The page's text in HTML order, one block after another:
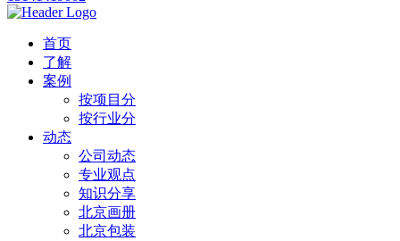
首页
了解
案例
按项目分
按行业分
动态
公司动态
专业观点
知识分享
北京画册
北京包装